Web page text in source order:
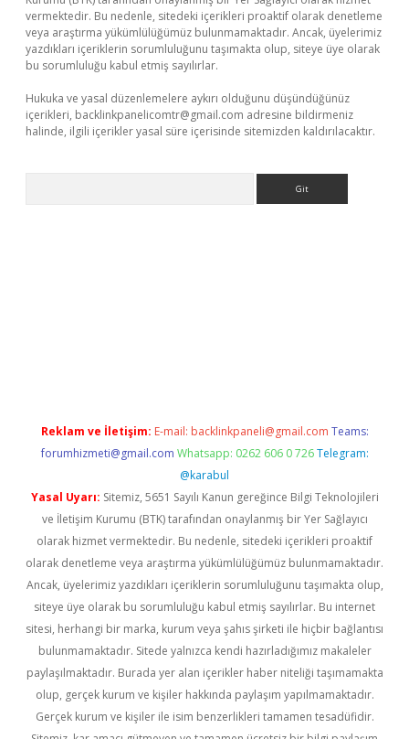
vermektedir. Bu nedenle, sitedeki içerikleri proaktif olarak denetleme
veya araştırma yükümlülüğümüz bulunmamaktadır. Ancak, üyelerimiz
yazdıkları içeriklerin sorumluluğunu taşımakta olup, siteye üye olarak
bu sorumluluğu kabul etmiş sayılırlar.
Hukuka ve yasal düzenlemelere aykırı olduğunu düşündüğünüz
içerikleri, backlinkpanelicomtr@gmail.com adresine bildirmeniz
halinde, ilgili içerikler yasal süre içerisinde sitemizden kaldırılacaktır.
Reklam ve İletişim: E-mail: backlinkpaneli@gmail.com Teams:
forumhizmeti@gmail.com Whatsapp: 0262 606 0 726 Telegram:
@karabul
Yasal Uyarı: Sitemiz, 5651 Sayılı Kanun gereğince Bilgi Teknolojileri
ve İletişim Kurumu (BTK) tarafından onaylanmış bir Yer Sağlayıcı
olarak hizmet vermektedir. Bu nedenle, sitedeki içerikleri proaktif
olarak denetleme veya araştırma yükümlülüğümüz bulunmamaktadır.
Ancak, üyelerimiz yazdıkları içeriklerin sorumluluğunu taşımakta olup,
siteye üye olarak bu sorumluluğu kabul etmiş sayılırlar. Bu internet
sitesi, herhangi bir marka, kurum veya şahıs şirketi ile hiçbir bağlantısı
bulunmamaktadır. Sitede yalnızca kendi hazırladığımız makaleler
paylaşılmaktadır. Burada yer alan içerikler haber niteliği taşımamakta
olup, gerçek kurum ve kişiler hakkında paylaşım yapılmamaktadır.
Gerçek kurum ve kişiler ile isim benzerlikleri tamamen tesadüfidir.